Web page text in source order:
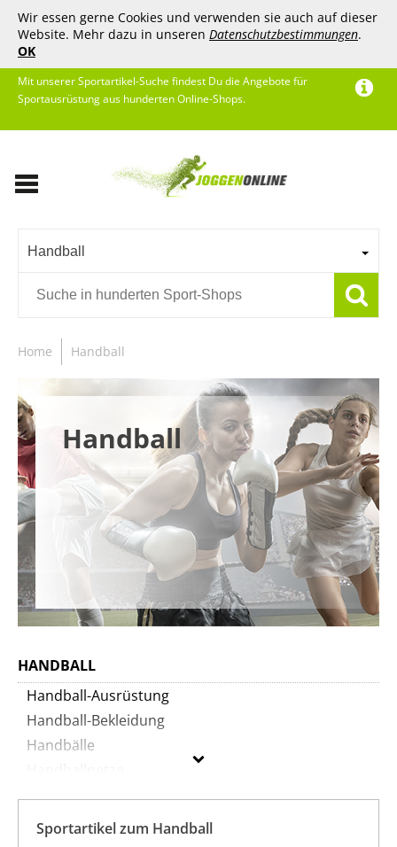
Wir essen gerne Cookies und verwenden sie auch auf dieser
Website. Mehr dazu in unseren Datenschutzbestimmungen.
OK
Mit unserer Sportartikel-Suche findest Du die Angebote für
Sportausrüstung aus hunderten Online-Shops.
Handball
Home Handball
Handball
HANDBALL
Handball-Ausrüstung
Handball-Bekleidung
Handbälle
Handballschuhe
Handballtaschen
Sportartikel zum Handball